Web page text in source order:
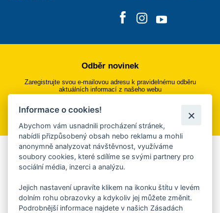
Odběr novinek
Zaregistrujte svou e-mailovou adresu k pravidelnému odběru
aktuálních informací z našeho webu
Přihlásit se k odběru
Aplikace Mobilní rozhlas
Chcete dostávat do svého mobilu či mailu upozornění na
ankety, pozvánky na kulturní a sportovní akce?
Více informací o aplikaci
Informace o cookies!
Abychom vám usnadnili procházení stránek,
nabídli přizpůsobený obsah nebo reklamu a mohli
anonymně analyzovat návštěvnost, využíváme
soubory cookies, které sdílíme se svými partnery pro
sociální média, inzerci a analýzu.
Jejich nastavení upravíte klikem na ikonku štítu v levém
dolním rohu obrazovky a kdykoliv jej můžete změnit.
Podrobnější informace najdete v našich Zásadách